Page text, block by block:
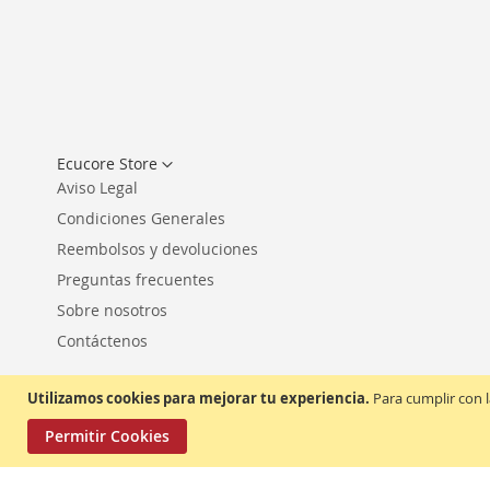
Utilizamos cookies para mejorar tu experiencia. Para cumplir con
Permitir Cookies
Seleccionar
tienda
Ecucore Store
Aviso Legal
Condiciones Generales
Reembolsos y devoluciones
Preguntas frecuentes
Sobre nosotros
Contáctenos